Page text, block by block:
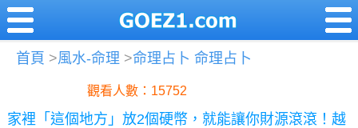
首頁 >風水-命理 >命理占卜 命理占卜
觀看人數：15752
家裡「這個地方」放2個硬幣，就能讓你財源滾滾！越